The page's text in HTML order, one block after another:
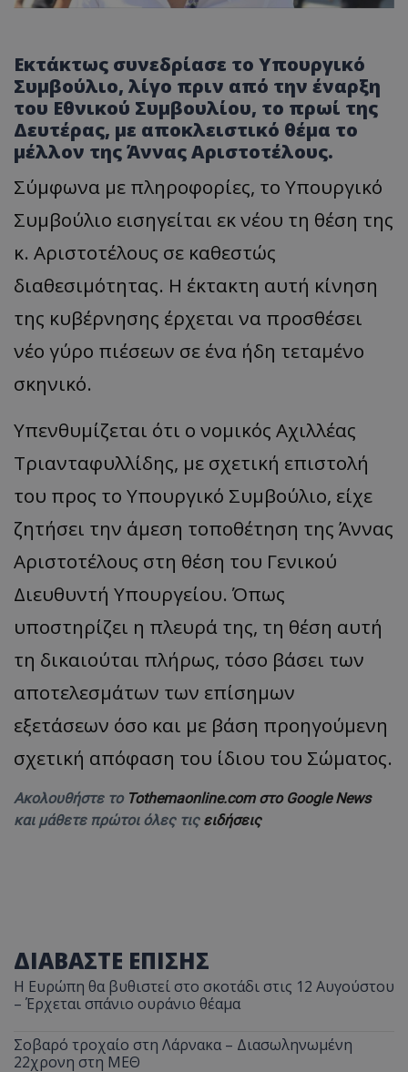
Εκτάκτως συνεδρίασε το Υπουργικό
Συμβούλιο, λίγο πριν από την έναρξη
του Εθνικού Συμβουλίου, το πρωί της
Δευτέρας, με αποκλειστικό θέμα το
μέλλον της Άννας Αριστοτέλους.
​Σύμφωνα με πληροφορίες, το Υπουργικό
Συμβούλιο εισηγείται εκ νέου τη θέση της
κ. Αριστοτέλους σε καθεστώς
διαθεσιμότητας. Η έκτακτη αυτή κίνηση
της κυβέρνησης έρχεται να προσθέσει
νέο γύρο πιέσεων σε ένα ήδη τεταμένο
σκηνικό.
​Υπενθυμίζεται ότι ο νομικός Αχιλλέας
Τριανταφυλλίδης, με σχετική επιστολή
του προς το Υπουργικό Συμβούλιο, είχε
ζητήσει την άμεση τοποθέτηση της Άννας
Αριστοτέλους στη θέση του Γενικού
Διευθυντή Υπουργείου. Όπως
υποστηρίζει η πλευρά της, τη θέση αυτή
τη δικαιούται πλήρως, τόσο βάσει των
αποτελεσμάτων των επίσημων
εξετάσεων όσο και με βάση προηγούμενη
σχετική απόφαση του ίδιου του Σώματος.
Ακολουθήστε το Tothemaonline.com στο Google News
και μάθετε πρώτοι όλες τις ειδήσεις
ΔΙΑΒΑΣΤΕ ΕΠΙΣΗΣ
Η Ευρώπη θα βυθιστεί στο σκοτάδι στις 12 Αυγούστου
– Έρχεται σπάνιο ουράνιο θέαμα
Σοβαρό τροχαίο στη Λάρνακα – Διασωληνωμένη
22χρονη στη ΜΕΘ